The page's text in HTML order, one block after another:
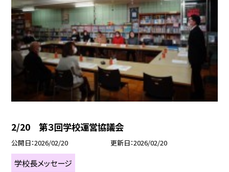
2/20 第３回学校運営協議会
公開日 2026/02/20 更新日 2026/02/20
学校長メッセージ